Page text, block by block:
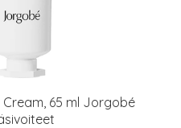
65 ml Jorgobé